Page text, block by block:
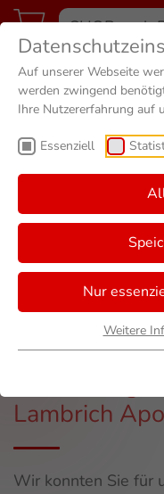
Auf unserer Webseite
werden zwingend
Ihre Nutzererfahrung auf
Essenziell
Nur
Weitere
Sie sind hier Start
Unser Bewerbungsverfahren
Lambrich
Wir konnten Sie für